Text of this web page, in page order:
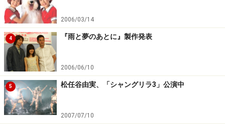
2006/03/14
4 『雨と夢のあとに』製作発表
2006/06/10
5 松任谷由実、「シャングリラ3」公演中
2007/07/10